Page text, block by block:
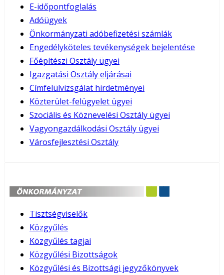
E-időpontfoglalás
Adóügyek
Önkormányzati adóbefizetési számlák
Engedélyköteles tevékenységek bejelentése
Főépítészi Osztály ügyei
Igazgatási Osztály eljárásai
Címfelülvizsgálat hirdetményei
Közterület-felügyelet ügyei
Szociális és Köznevelési Osztály ügyei
Vagyongazdálkodási Osztály ügyei
Városfejlesztési Osztály
Tisztségviselők
Közgyűlés
Közgyűlés tagjai
Közgyűlési Bizottságok
Közgyűlési és Bizottsági jegyzőkönyvek